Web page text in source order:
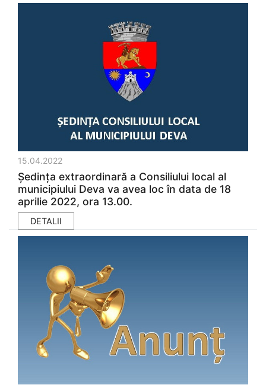
15.04.2022
Ședinţa extraordinară a Consiliului local al
municipiului Deva va avea loc în data de 18
aprilie 2022, ora 13.00.
DETALII